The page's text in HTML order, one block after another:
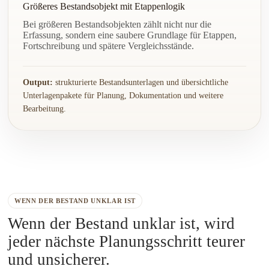
Größeres Bestandsobjekt mit Etappenlogik
Bei größeren Bestandsobjekten zählt nicht nur die
Erfassung, sondern eine saubere Grundlage für Etappen,
Fortschreibung und spätere Vergleichsstände.
Output: strukturierte Bestandsunterlagen und übersichtliche
Unterlagenpakete für Planung, Dokumentation und weitere
Bearbeitung.
WENN DER BESTAND UNKLAR IST
Wenn der Bestand unklar ist, wird
jeder nächste Planungsschritt teurer
und unsicherer.